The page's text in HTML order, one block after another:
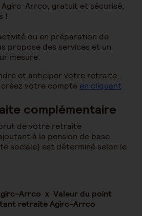
Arrco, gratuit et sécurisé,
!
ou en préparation de
propose des services et un
mesure.
et anticiper votre retraite,
votre compte en cliquant
complémentaire
de votre retraite
à la pension de base
sociale) est déterminé selon le
Arrco x Valeur du point
retraite Agirc-Arrco